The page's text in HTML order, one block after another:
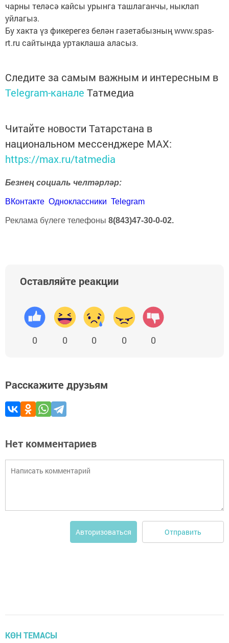
чарны теләсә кайсы урынга ташлаганчы, ныклап
уйлагыз.
Бу хакта үз фикерегез белән газетабызның www.spas-
rt.ru сайтында уртаклаша аласыз.
Следите за самым важным и интересным в
Telegram-канале Татмедиа
Читайте новости Татарстана в
национальном мессенджере MАХ:
https://max.ru/tatmedia
Безнең социаль челтәрләр:
ВКонтакте Одноклассники Telegram
Реклама бүлеге телефоны 8(843)47-30-0-02.
Оставляйте реакции
0 0 0 0 0
Расскажите друзьям
Нет комментариев
Авторизоваться Отправить
КӨН ТЕМАСЫ